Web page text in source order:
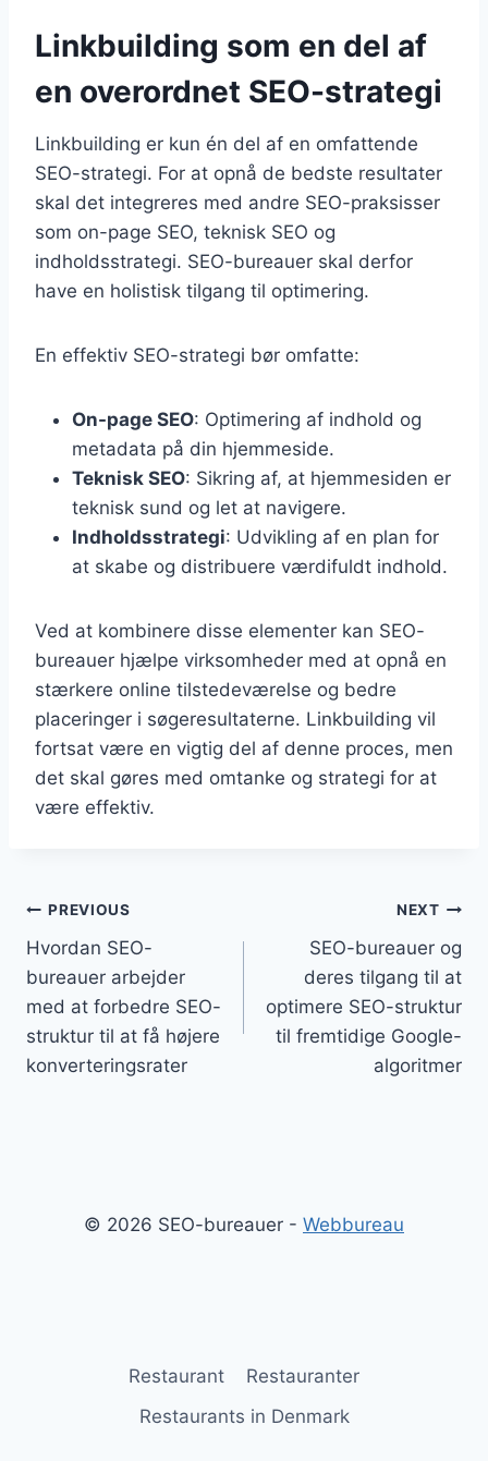
Linkbuilding som en del af
en overordnet SEO-strategi
Linkbuilding er kun én del af en omfattende
SEO-strategi. For at opnå de bedste resultater
skal det integreres med andre SEO-praksisser
som on-page SEO, teknisk SEO og
indholdsstrategi. SEO-bureauer skal derfor
have en holistisk tilgang til optimering.
En effektiv SEO-strategi bør omfatte:
On-page SEO: Optimering af indhold og
metadata på din hjemmeside.
Teknisk SEO: Sikring af, at hjemmesiden er
teknisk sund og let at navigere.
Indholdsstrategi: Udvikling af en plan for
at skabe og distribuere værdifuldt indhold.
Ved at kombinere disse elementer kan SEO-
bureauer hjælpe virksomheder med at opnå en
stærkere online tilstedeværelse og bedre
placeringer i søgeresultaterne. Linkbuilding vil
fortsat være en vigtig del af denne proces, men
det skal gøres med omtanke og strategi for at
være effektiv.
Indlægsnavigation
PREVIOUS
Hvordan SEO-
bureauer arbejder
med at forbedre SEO-
struktur til at få højere
konverteringsrater
NEXT
SEO-bureauer og
deres tilgang til at
optimere SEO-struktur
til fremtidige Google-
algoritmer
© 2026 SEO-bureauer - Webbureau
Restaurant
Restauranter
Restaurants in Denmark